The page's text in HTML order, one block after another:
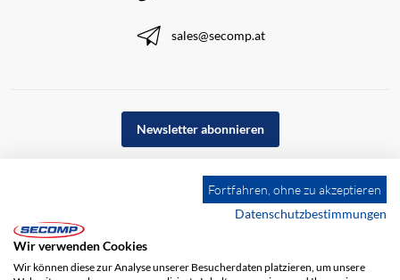
sales@secomp.at
Newsletter abonnieren
Fortfahren, ohne zu akzeptieren
Datenschutzbestimmungen
Wir verwenden Cookies
Wir können diese zur Analyse unserer Besucherdaten platzieren, um unsere